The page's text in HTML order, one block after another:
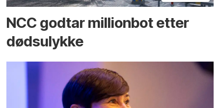
NCC godtar millionbot etter
dødsulykke